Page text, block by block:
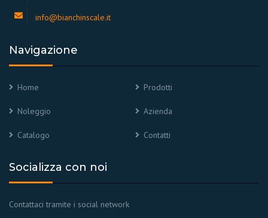
info@bianchinscale.it
Navigazione
Home Prodotti
Noleggio Azienda
Catalogo Contatti
Socializza con noi
Contattaci tramite i social network